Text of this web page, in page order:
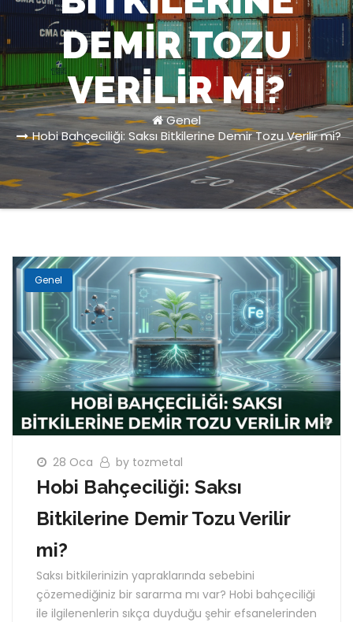
DEMIR TOZU
VERILIR MI?
Genel
Hobi Bahçeciliği: Saksı Bitkilerine Demir Tozu Verilir mi?
Genel
28 Oca by tozmetal
Hobi Bahçeciliği: Saksı
Bitkilerine Demir Tozu Verilir
mi?
Saksı bitkilerinizin yapraklarında sebebini
çözemediğiniz bir sararma mı var? Hobi bahçeciliği
ile ilgilenenlerin sıkça duyduğu şehir efsanelerinden